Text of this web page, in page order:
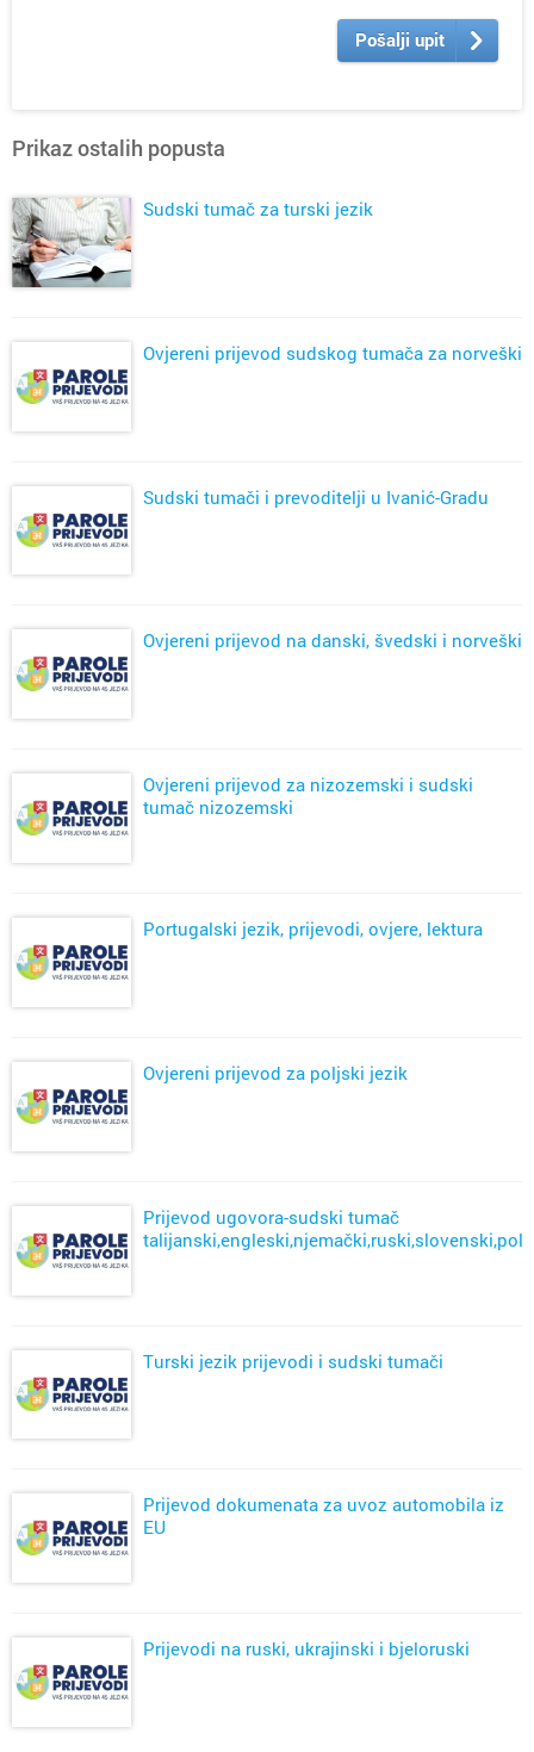
Pošalji upit
Prikaz ostalih popusta
Sudski tumač za turski jezik
Ovjereni prijevod sudskog tumača za norveški
Sudski tumači i prevoditelji u Ivanić-Gradu
Ovjereni prijevod na danski, švedski i norveški
Ovjereni prijevod za nizozemski i sudski
tumač nizozemski
Portugalski jezik, prijevodi, ovjere, lektura
Ovjereni prijevod za poljski jezik
Prijevod ugovora-sudski tumač
Turski jezik prijevodi i sudski tumači
Prijevod dokumenata za uvoz automobila iz
EU
Prijevodi na ruski, ukrajinski i bjeloruski